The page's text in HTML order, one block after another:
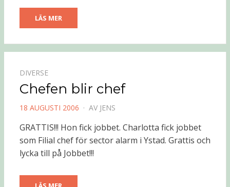
LÄS MER
DIVERSE
Chefen blir chef
PUBLICERAD
18 AUGUSTI 2006 AV JENS
GRATTIS!!! Hon fick jobbet. Charlotta fick jobbet
som Filial chef för sector alarm i Ystad. Grattis och
lycka till på Jobbet!!!